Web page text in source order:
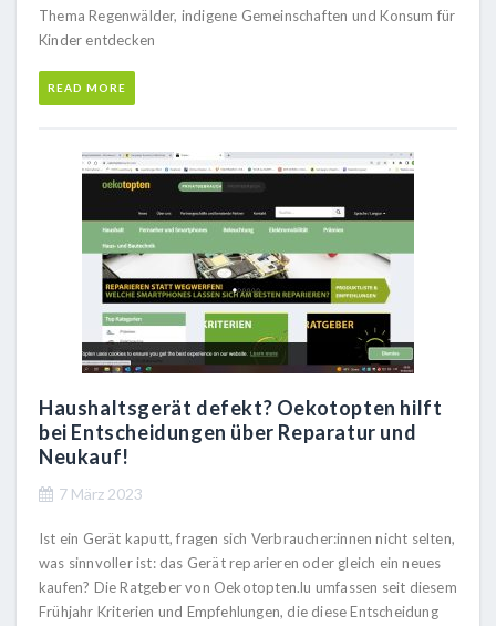
Thema Regenwälder, indigene Gemeinschaften und Konsum für
Kinder entdecken
READ MORE
Haushaltsgerät defekt? Oekotopten hilft
bei Entscheidungen über Reparatur und
Neukauf!
7 März 2023
Ist ein Gerät kaputt, fragen sich Verbraucher:innen nicht selten,
was sinnvoller ist: das Gerät reparieren oder gleich ein neues
kaufen? Die Ratgeber von Oekotopten.lu umfassen seit diesem
Frühjahr Kriterien und Empfehlungen, die diese Entscheidung